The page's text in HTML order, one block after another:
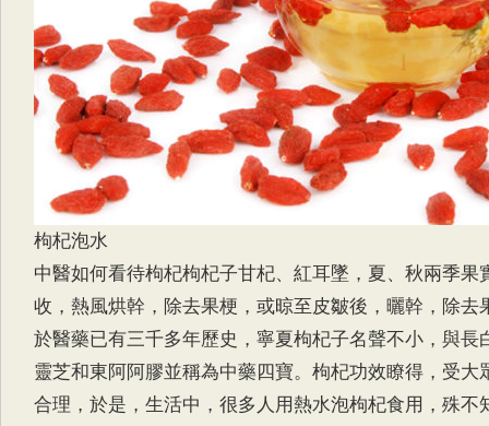
枸杞泡水
中醫如何看待枸杞枸杞子甘杞、紅耳墜，夏、秋兩季果
收，熱風烘幹，除去果梗，或晾至皮皺後，曬幹，除去
於醫藥已有三千多年歷史，寧夏枸杞子名聲不小，與長
靈芝和東阿阿膠並稱為中藥四寶。枸杞功效瞭得，受大
合理，於是，生活中，很多人用熱水泡枸杞食用，殊不